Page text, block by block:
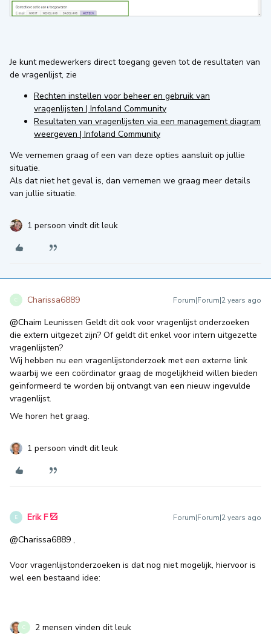
Je kunt medewerkers direct toegang geven tot de resultaten van
de vragenlijst, zie
Rechten instellen voor beheer en gebruik van
vragenlijsten | Infoland Community
Resultaten van vragenlijsten via een management diagram
weergeven | Infoland Community
We vernemen graag of een van deze opties aansluit op jullie
situatie.
Als dat niet het geval is, dan vernemen we graag meer details
van jullie situatie.
1 persoon vindt dit leuk
C Charissa6889 Forum|Forum|2 years ago
@Chaim Leunissen Geldt dit ook voor vragenlijst onderzoeken
die extern uitgezet zijn? Of geldt dit enkel voor intern uitgezette
vragenlijsten?
Wij hebben nu een vragenlijstonderzoek met een externe link
waarbij we een coördinator graag de mogelijkheid willen bieden
geïnformeerd te worden bij ontvangt van een nieuw ingevulde
vragenlijst.
We horen het graag.
1 persoon vindt dit leuk
E Erik F Forum|Forum|2 years ago
@Charissa6889 ,
Voor vragenlijstonderzoeken is dat nog niet mogelijk, hiervoor is
wel een bestaand idee:
C 2 mensen vinden dit leuk